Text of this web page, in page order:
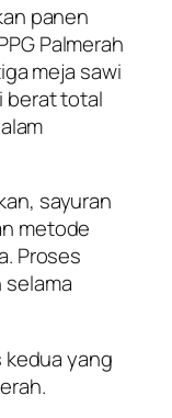
panen
Palmerah
meja sawi
berat total
sayuran
metode
Proses
selama
kedua yang